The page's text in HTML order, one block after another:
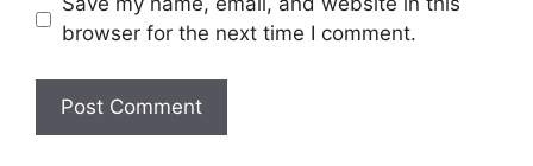
s
t
browser for the next time I comment.